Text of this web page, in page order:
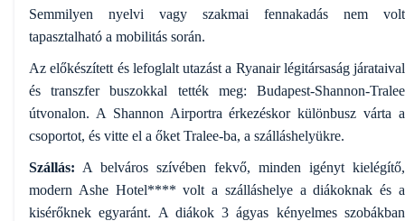
Semmilyen nyelvi vagy szakmai fennakadás nem volt
tapasztalható a mobilitás során.
Az előkészített és lefoglalt utazást a Ryanair légitársaság járataival
és transzfer buszokkal tették meg: Budapest-Shannon-Tralee
útvonalon. A Shannon Airportra érkezéskor különbusz várta a
csoportot, és vitte el a őket Tralee-ba, a szálláshelyükre.
Szállás: A belváros szívében fekvő, minden igényt kielégítő,
modern Ashe Hotel**** volt a szálláshelye a diákoknak és a
kisérőknek egyaránt. A diákok 3 ágyas kényelmes szobákban